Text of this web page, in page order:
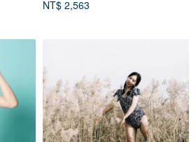
NT$ 2,563